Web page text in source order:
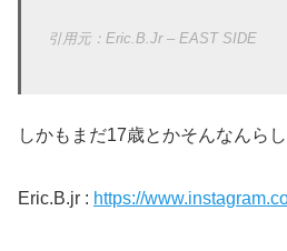
Eric.B.Jr – EAST SIDE
しかもまだ17歳とかそんなんら
Eric.B.jr : https://